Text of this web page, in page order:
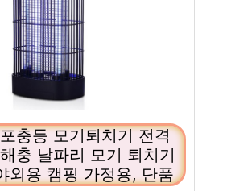
충등 모기퇴치기 전격
충 날파리 모기 퇴치기
외용 캠핑 가정용, 단품